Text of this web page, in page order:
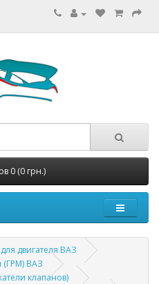
0 (0 грн.)
двигателя ВАЗ
(ГРМ) ВАЗ
клапанов)